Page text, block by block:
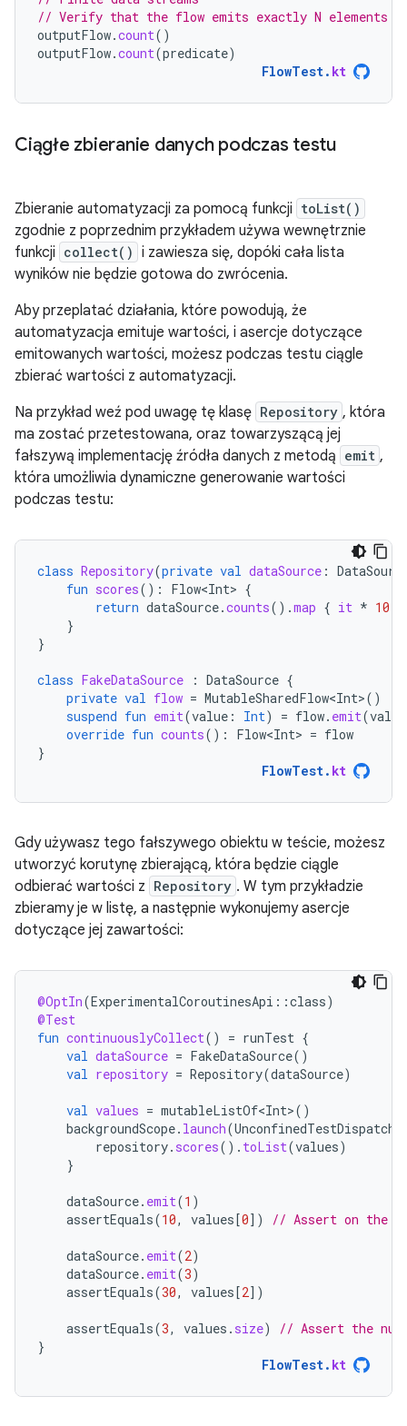
// Verify that the flow emits exactly N elements
outputFlow.count()
outputFlow.count(predicate)
FlowTest. kt
Ciągłe zbieranie danych podczas testu
Zbieranie automatyzacji za pomocą funkcji toList()
zgodnie z poprzednim przykładem używa wewnętrznie
funkcji collect() i zawiesza się, dopóki cała lista
wyników nie będzie gotowa do zwrócenia.
Aby przeplatać działania, które powodują, że
automatyzacja emituje wartości, i asercje dotyczące
emitowanych wartości, możesz podczas testu ciągle
zbierać wartości z automatyzacji.
Na przykład weź pod uwagę tę klasę Repository , która
ma zostać przetestowana, oraz towarzyszącą jej
fałszywą implementację źródła danych z metodą emit ,
która umożliwia dynamiczne generowanie wartości
podczas testu:
class Repository(private val dataSource :
fun scores(): Flow<Int> {
return dataSource.counts().map { it * 10
}
}
class FakeDataSource : DataSource {
private val flow = MutableSharedFlow<Int>()
suspend fun emit(value : Int) = flow. emit(value
override fun counts(): Flow<Int> = flow
}
FlowTest. kt
Gdy używasz tego fałszywego obiektu w teście, możesz
utworzyć korutynę zbierającą, która będzie ciągle
odbierać wartości z Repository . W tym przykładzie
zbieramy je w listę, a następnie wykonujemy asercje
dotyczące jej zawartości:
@OptIn(ExperimentalCoroutinesApi ::class)
@Test
fun continuouslyCollect() = runTest {
val dataSource = FakeDataSource()
val repository = Repository(dataSource)
val values = mutableListOf<Int>()
backgroundScope. launch(
repository. scores(). toList(values)
}
dataSource. emit(1 )
assertEquals(10, values[0] ) // Assert on the
dataSource. emit(2)
dataSource. emit(3)
assertEquals(30, values[2] )
assertEquals(3, values . size)
// Assert the
}
FlowTest. kt